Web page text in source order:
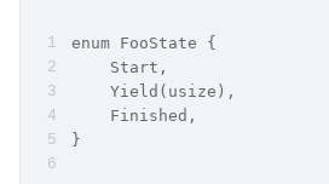
enum FooState {
    Start,
    Yield(usize),
    Finished,
}